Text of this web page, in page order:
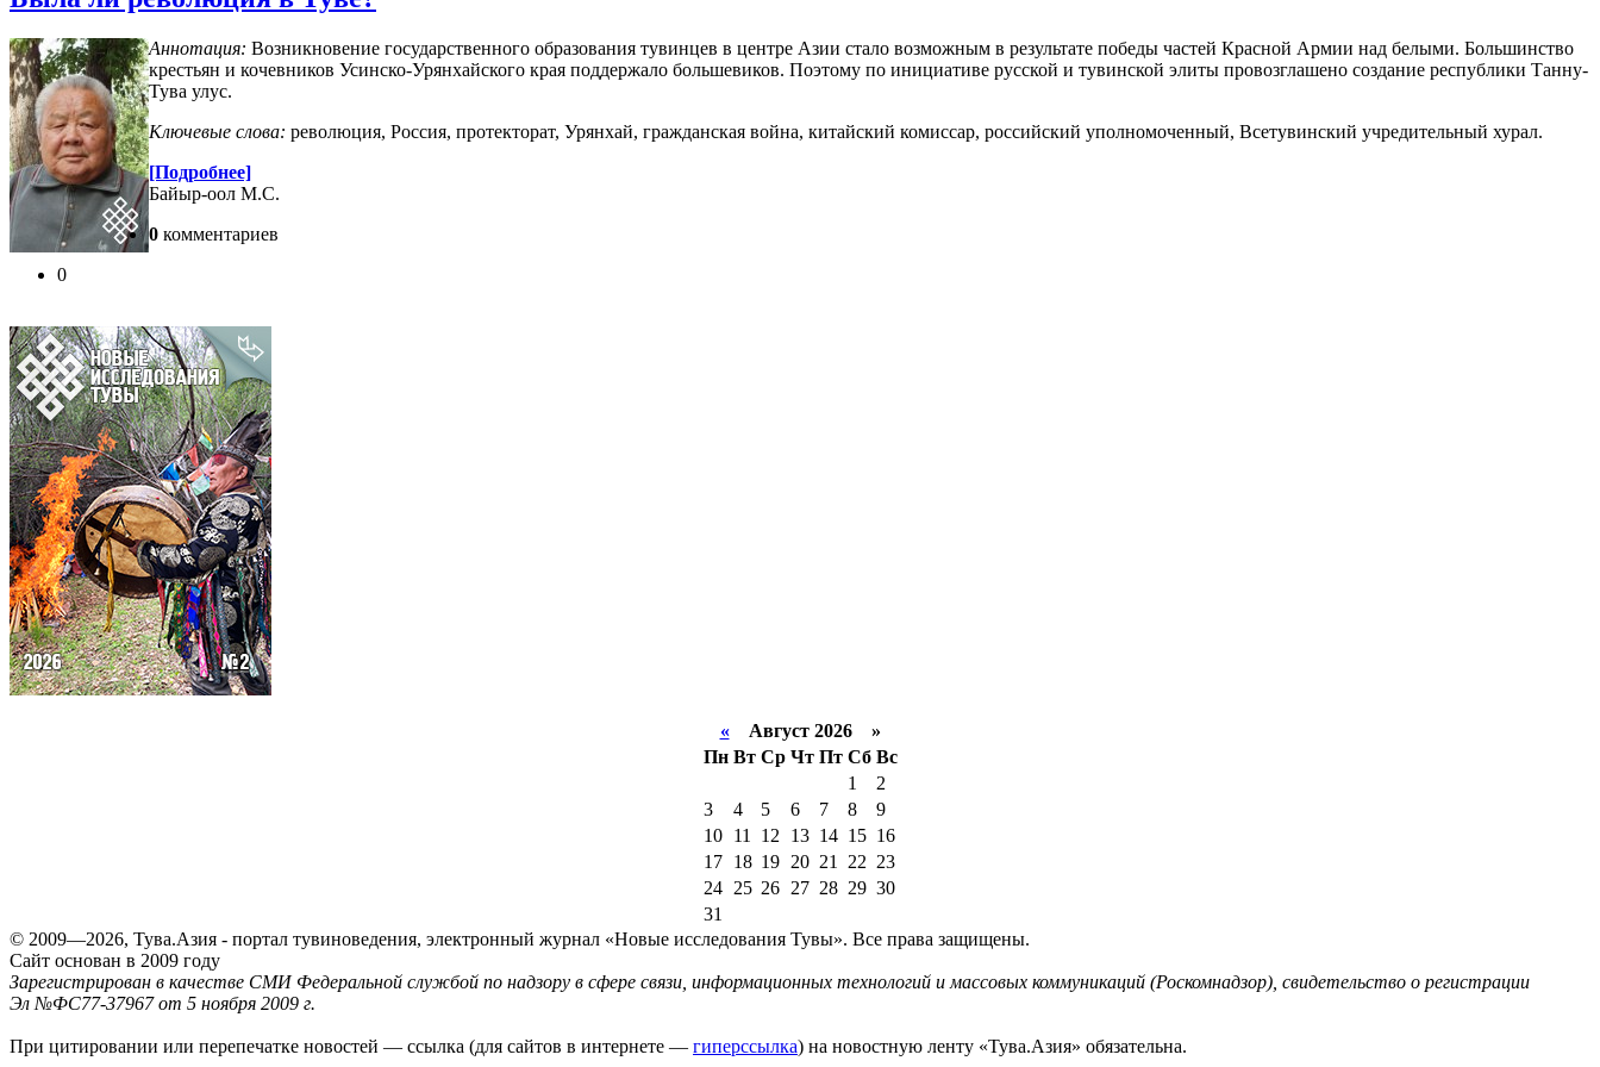
Аннотация: Возникновение государственного образо­вания тувинцев в центре Азии стало возможным в результате победы частей Красной Армии над белыми. Большинство
крестьян и кочевников Усинско-Урян­хайского края поддержало большевиков. Поэтому по инициативе русской и тувинской элиты провозглашено создание республики Танну-
Тува улус.
Ключевые слова: революция, Россия, протекторат, Урянхай, гражданская война, китайский комиссар, российский уполномоченный, Всетувинский учреди­тельный хурал.
[Подробнее]
Байыр-оол М.С.
0 комментариев
0
«Август 2026 »
Пн Вт Ср Чт Пт Сб Вс
1
2
3
4 5 6 7 8
9
10
11 12 13 14 15 16
17
18 19 20 21 22 23
24
25 26 27 28 29 30
31
© 2009—2026, Тува.Азия - портал тувиноведения, электронный журнал «Новые исследования Тувы». Все права защищены.
Сайт основан в 2009 году
Зарегистрирован в качестве СМИ Федеральной службой по надзору в сфере связи, информационных технологий и массовых коммуникаций (Роскомнадзор), свидетельство о регистрации
Эл №ФС77-37967 от 5 ноября 2009 г.
При цитировании или перепечатке новостей — ссылка (для сайтов в интернете — гиперссылка) на новостную ленту «Тува.Азия» обязательна.